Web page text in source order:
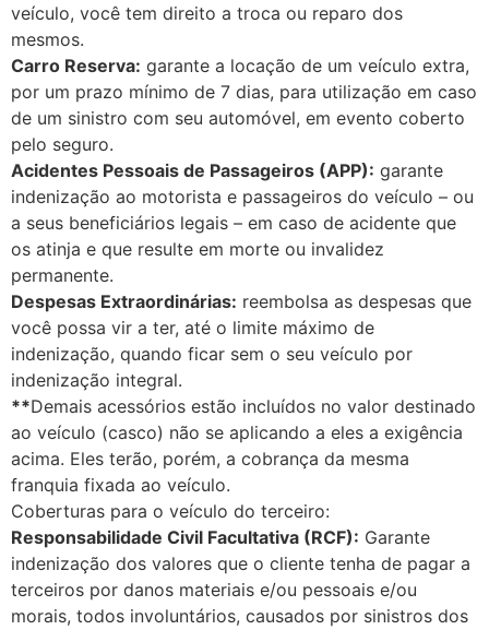
veículo, você tem direito a troca ou reparo dos
mesmos.
Carro Reserva: garante a locação de um veículo extra,
por um prazo mínimo de 7 dias, para utilização em caso
de um sinistro com seu automóvel, em evento coberto
pelo seguro.
Acidentes Pessoais de Passageiros (APP): garante
indenização ao motorista e passageiros do veículo – ou
a seus beneficiários legais – em caso de acidente que
os atinja e que resulte em morte ou invalidez
permanente.
Despesas Extraordinárias: reembolsa as despesas que
você possa vir a ter, até o limite máximo de
indenização, quando ficar sem o seu veículo por
indenização integral.
**Demais acessórios estão incluídos no valor destinado
ao veículo (casco) não se aplicando a eles a exigência
acima. Eles terão, porém, a cobrança da mesma
franquia fixada ao veículo.
Coberturas para o veículo do terceiro:
Responsabilidade Civil Facultativa (RCF): Garante
indenização dos valores que o cliente tenha de pagar a
terceiros por danos materiais e/ou pessoais e/ou
morais, todos involuntários, causados por sinistros dos